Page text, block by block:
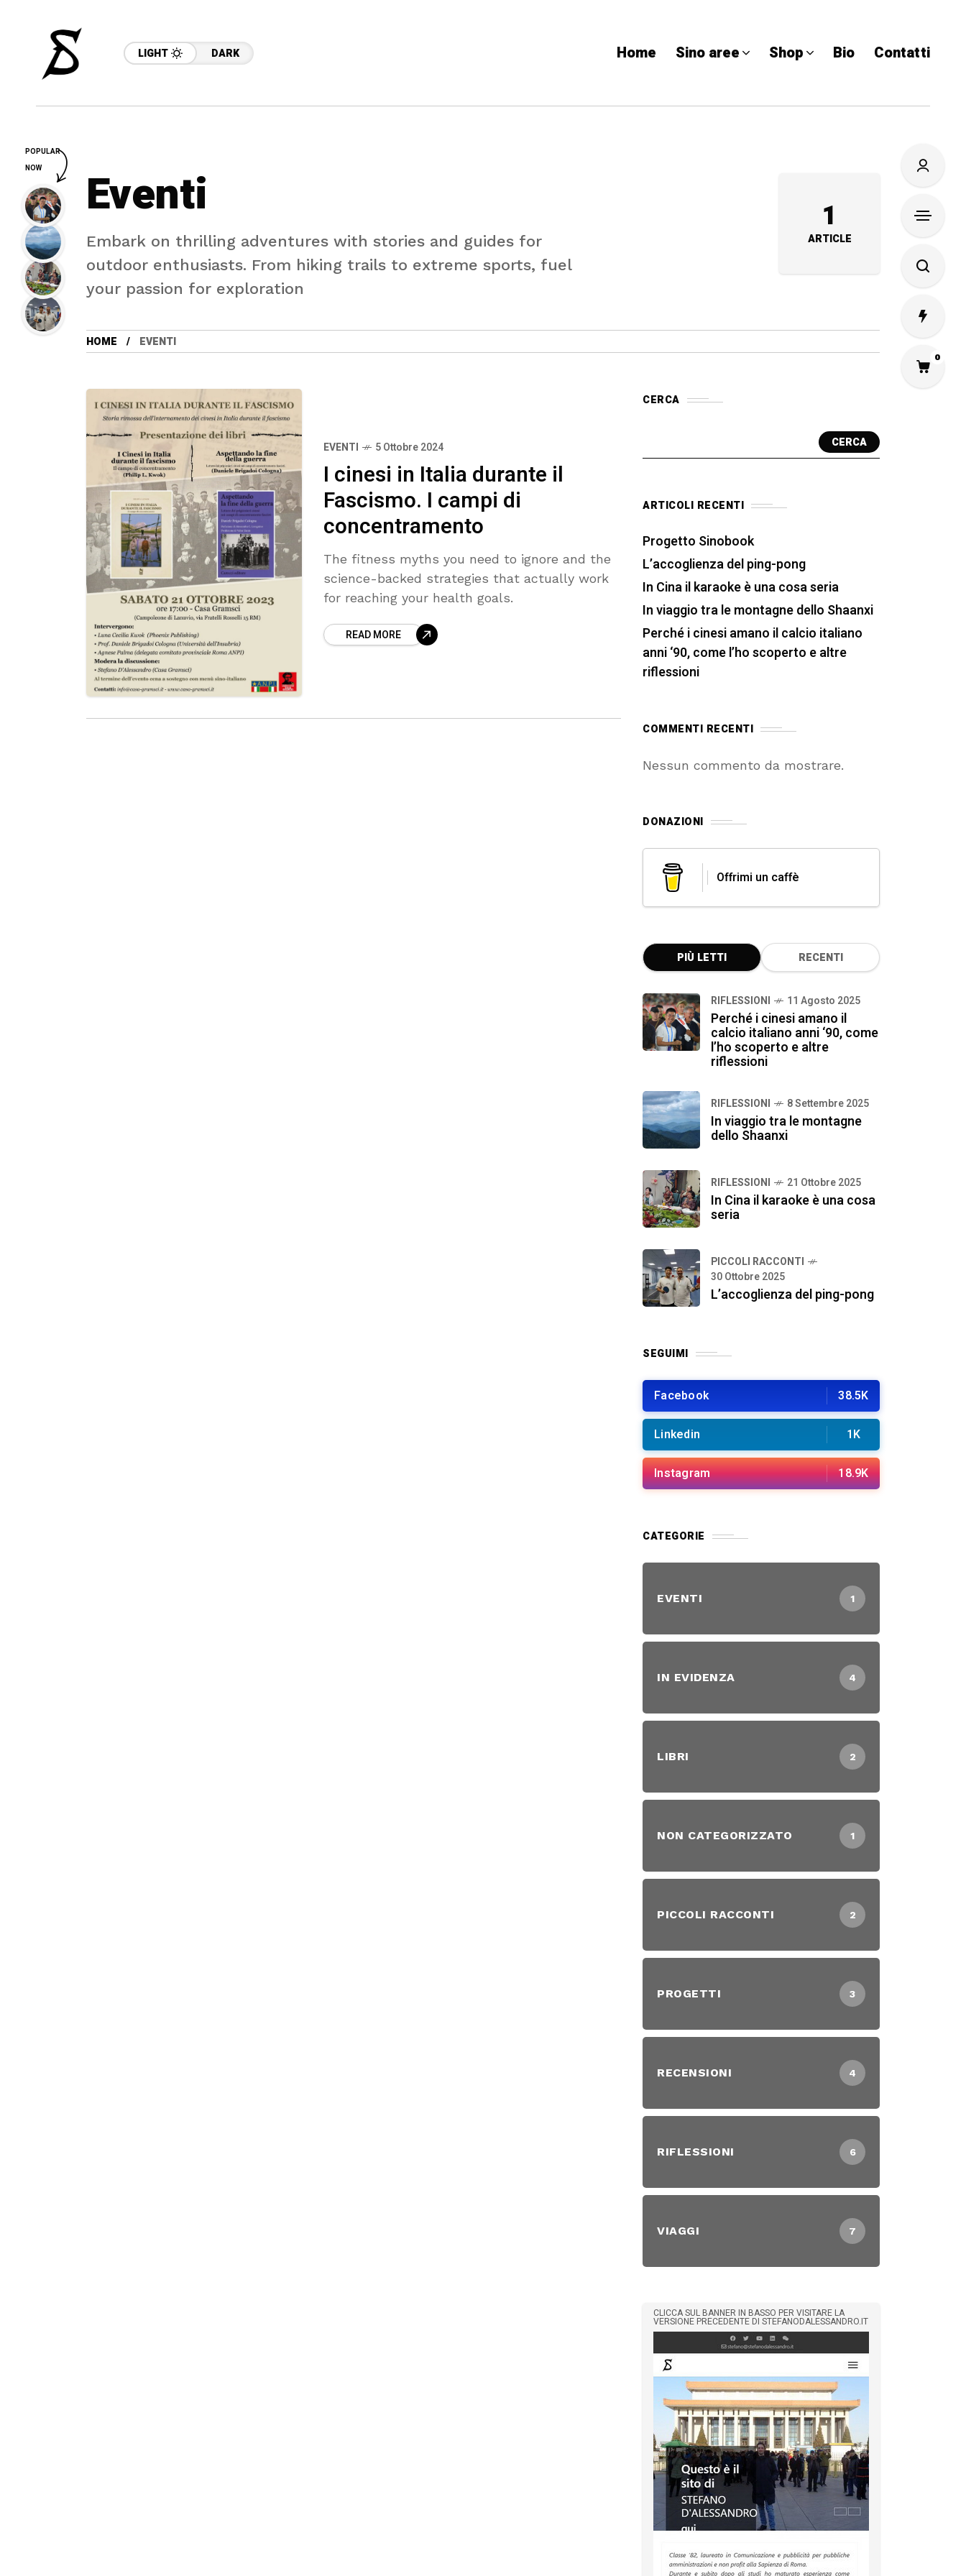
LIGHT DARK Home Sino aree Shop Bio Contatti
Eventi
Embark on thrilling adventures with stories and guides for
outdoor enthusiasts. From hiking trails to extreme sports, fuel
your passion for exploration
1
ARTICLE
HOME EVENTI
EVENTI 5 Ottobre 2024
I cinesi in Italia durante il
Fascismo. I campi di
concentramento
The fitness myths you need to ignore and the
science-backed strategies that actually work
for reaching your health goals.
READ MORE
CERCA
CERCA
ARTICOLI RECENTI
Progetto Sinobook
L’accoglienza del ping-pong
In Cina il karaoke è una cosa seria
In viaggio tra le montagne dello Shaanxi
Perché i cinesi amano il calcio italiano
anni ‘90, come l’ho scoperto e altre
riflessioni
COMMENTI RECENTI
Nessun commento da mostrare.
DONAZIONI
Offrimi un caffè
PIÙ LETTI RECENTI
RIFLESSIONI 11 Agosto 2025
Perché i cinesi amano il
calcio italiano anni ‘90, come
l’ho scoperto e altre
riflessioni
RIFLESSIONI 8 Settembre 2025
In viaggio tra le montagne
dello Shaanxi
RIFLESSIONI 21 Ottobre 2025
In Cina il karaoke è una cosa
seria
PICCOLI RACCONTI
30 Ottobre 2025
L’accoglienza del ping-pong
SEGUIMI
Facebook 38.5K
Linkedin 1K
Instagram 18.9K
CATEGORIE
EVENTI 1
IN EVIDENZA 4
LIBRI 2
NON CATEGORIZZATO 1
PICCOLI RACCONTI 2
PROGETTI 3
RECENSIONI 4
RIFLESSIONI 6
VIAGGI 7
CLICCA SUL BANNER IN BASSO PER VISITARE LA
VERSIONE PRECEDENTE DI STEFANODALESSANDRO.IT
0
POPULAR
NOW